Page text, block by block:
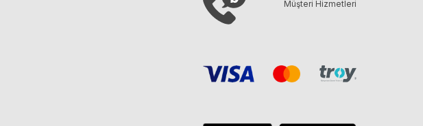
Müşteri Hizmetleri